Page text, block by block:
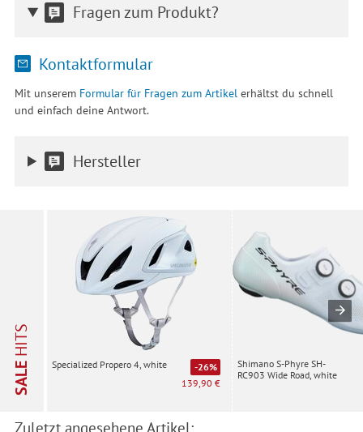
Fragen zum Produkt?
Kontaktformular
Mit unserem Formular für Fragen zum Artikelerhältst du schnell
und einfach deine Antwort.
Hersteller
SALE
HITS
Specialized Propero 4, white
-26%
139,90 €
Shimano S-Phyre SH-
RC903 Wide Road, white